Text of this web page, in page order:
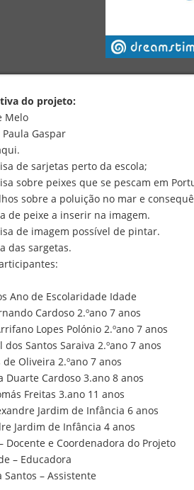
do projeto:
Melo
Gaspar
de sarjetas perto da escola;
sobre peixes que se pescam em
sobre a poluição no mar e
de peixe a inserir na imagem.
de imagem possível de pintar.
das sargetas.
Ano de Escolaridade Idade
Cardoso 2.ºano 7 anos
Lopes Polónio 2.ºano 7 anos
Santos Saraiva 2.ºano 7 anos
Oliveira 2.ºano 7 anos
Duarte Cardoso 3.ano 8 anos
Freitas 3.ano 11 anos
Jardim de Infância 6 anos
Jardim de Infância 4 anos
Docente e Coordenadora do Projeto
– Educadora
– Assistente